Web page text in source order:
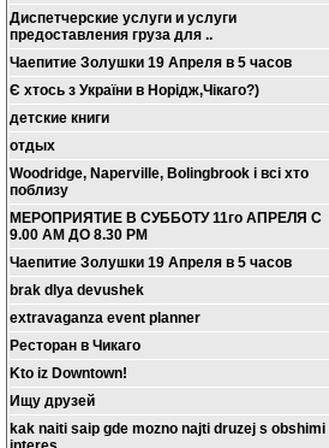
Диспетчерские услуги и услуги
предоставления груза для ..
Чаепитие Золушки 19 Апреля в 5 часов
Є хтось з України в Норідж,Чікаго?)
детские книги
отдых
Woodridge, Naperville, Bolingbrook i всі хто
поблизу
МЕРОПРИЯТИЕ В СУББОТУ 11го АПРЕЛЯ С
9.00 АМ ДО 8.30 РМ
Чаепитие Золушки 19 Апреля в 5 часов
brak dlya devushek
extravaganza event planner
Ресторан в Чикаго
Kto iz Downtown!
Ищу друзей
kak naiti saip gde mozno najti druzej s obshimi